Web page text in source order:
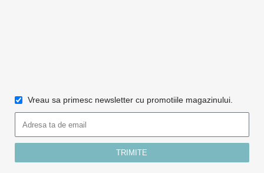
Vreau sa primesc newsletter cu promotiile magazinului.
TRIMITE